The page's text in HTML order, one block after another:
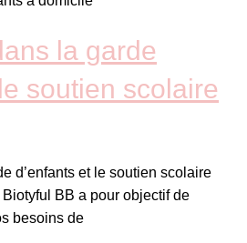
la garde
soutien scolaire
d’enfants et le soutien scolaire
BB a pour objectif de
besoins de